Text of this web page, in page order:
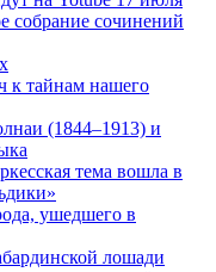
собрание сочинений
к тайнам нашего
(1844–1913) и
тема вошла в
ушедшего в
лошади